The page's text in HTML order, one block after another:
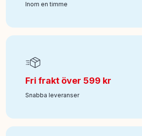
Inom en timme
Fri frakt över 599 kr
Snabba leveranser